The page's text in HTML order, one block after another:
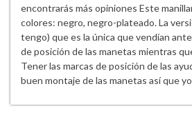
encontrarás más opiniones Este
colores: negro, negro-plateado. La
tengo) que es la única que vendían
de posición de las manetas mientras
Tener las marcas de posición de las
buen montaje de las manetas así que